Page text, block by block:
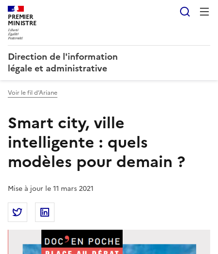
PREMIER
MINISTRE
Direction de l'information
légale et administrative
Voir le fil d’Ariane
Smart city, ville
intelligente : quels
modèles pour demain ?
Mise à jour le 11 mars 2021
Partager la page
Partager Smart city, ville intelligente : quels